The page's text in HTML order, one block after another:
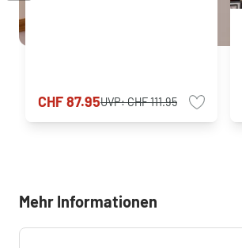
CHF 87.95UVP:CHF 111.95
Mehr Informationen